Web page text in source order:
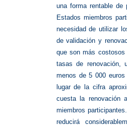
una forma rentable de
Estados miembros
necesidad de utilizar
de validación y
que son más
tasas de renovación,
menos de 5 000
lugar de la cifra
cuesta la renovación
miembros
reducirá